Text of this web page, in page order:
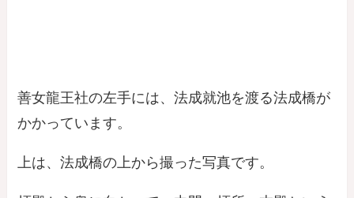
善女龍王社の左手には、法成就池を渡る法成橋が
かかっています。
上は、法成橋の上から撮った写真です。